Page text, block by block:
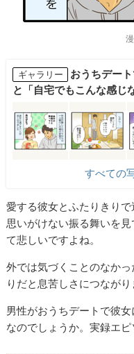
ギャラリー
おうちデー
と「自宅でもこんな感じ
すべての
愛する彼女とふたりきりで
思いがけない振る舞いを
て悲しいですよね。
外では気づくことのなか
りだと息苦しさにつながり
男性がおうちデートで彼
なのでしょうか。実録エピ